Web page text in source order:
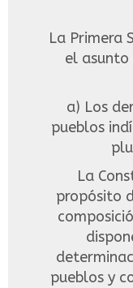
La Primera
el asunto
a) Los
pueblos
La
propósito
pueblos y